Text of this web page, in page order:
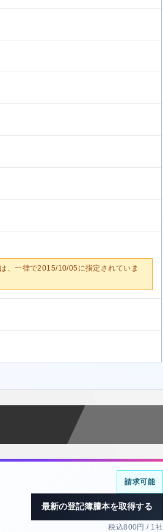
、一律で2015/10/05に指定されていま
請求可能
最新の登記簿謄本を取得する
税込800円 / 1社